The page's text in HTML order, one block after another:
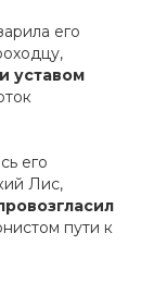
его
уставом
его
Лис,
пути к